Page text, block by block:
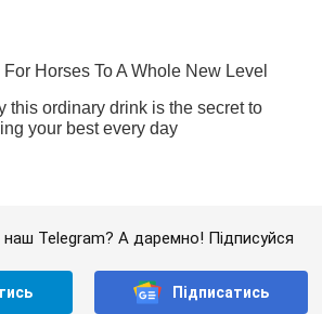
Telegram? А даремно! Підписуйся
Підписатись